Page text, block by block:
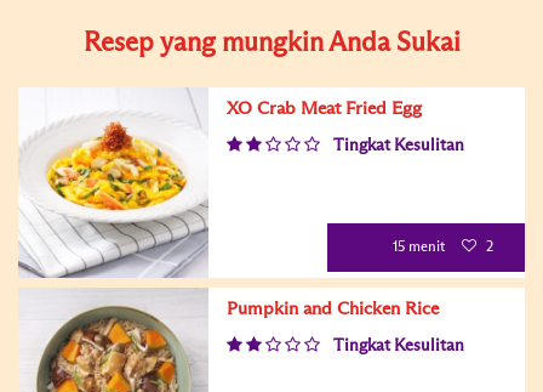
Resep yang mungkin Anda Sukai
XO Crab Meat Fried Egg
Tingkat Kesulitan
15 menit 2
Pumpkin and Chicken Rice
Tingkat Kesulitan